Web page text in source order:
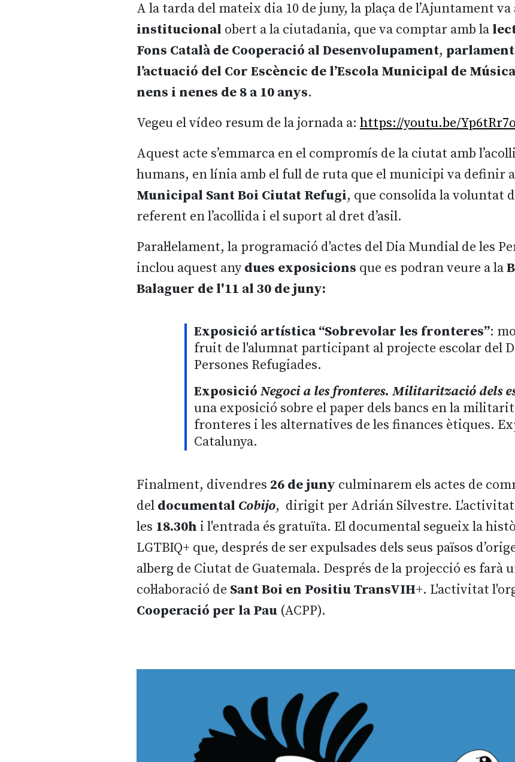
A la tarda del mateix dia 10 de juny, la plaça de l’Ajuntament
institucional obert a la ciutadania, que va comptar amb la
Fons Català de Cooperació al Desenvolupament,
l’actuació del Cor Escèncic de l’Escola Municipal de
nens i nenes de 8 a 10 anys.
Vegeu el vídeo resum de la jornada a: https://youtu.be/
Aquest acte s’emmarca en el compromís de la ciutat amb
humans, en línia amb el full de ruta que el municipi va definir
Municipal Sant Boi Ciutat Refugi, que consolida la voluntat
referent en l’acollida i el suport al dret d’asil.
Paral·lelament, la programació d'actes del Dia Mundial de les
inclou aquest anydues exposicions que es podran veure a la
Balaguer de l'11 al 30 de juny:
Exposició artística “Sobrevolar les fronteres”:
fruit de l'alumnat participant al projecte escolar del
Persones Refugiades.
ExposicióNegoci a les fronteres. Militarització dels
una exposició sobre el paper dels bancs en la
fronteres i les alternatives de les finances ètiques.
Catalunya.
Finalment, divendres 26 de juny culminarem els actes de
del documental Cobijo, dirigit per Adrián Silvestre.
les 18.30h i l'entrada és gratuïta. El documental segueix la
LGTBIQ+ que, després de ser expulsades dels seus països
alberg de Ciutat de Guatemala. Després de la projecció es farà
col·laboració de Sant Boi en Positiu TransVIH+. L'activitat
Cooperació per la Pau (ACPP).